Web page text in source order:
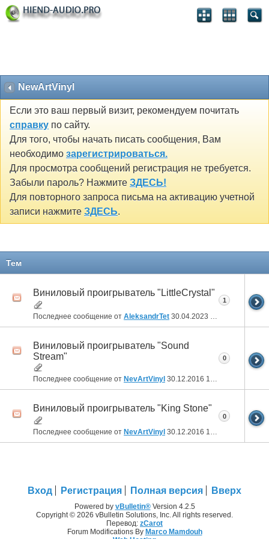
NewArtVinyl
Если это ваш первый визит, рекомендуем почитать
справку по сайту.
Для того, чтобы начать писать сообщения, Вам
необходимо зарегистрироваться.
Для просмотра сообщений регистрация не требуется.
Забыли пароль? Нажмите ЗДЕСЬ!
Для повторного запроса письма на активацию учетной
записи нажмите ЗДЕСЬ.
Тем
Виниловый проигрыватель "LittleCrystal"
Последнее сообщение от AleksandrTet 30.04.2023 20:38
1
Виниловый проигрыватель "Sound
Stream"
Последнее сообщение от NevArtVinyl 30.12.2016 14:09
0
Виниловый проигрыватель "King Stone"
Последнее сообщение от NevArtVinyl 30.12.2016 14:04
0
Вход Регистрация Полная версия Вверх
Powered by vBulletin®Version 4.2.5
Copyright © 2026 vBulletin Solutions, Inc. All rights reserved.
Перевод: zCarot
Forum Modifications By Marco Mamdouh